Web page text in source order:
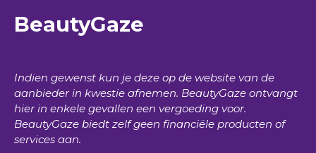
BeautyGaze
Indien gewenst kun je deze op de website van de
aanbieder in kwestie afnemen. BeautyGaze ontvangt
hier in enkele gevallen een vergoeding voor.
BeautyGaze biedt zelf geen financiële producten of
services aan.